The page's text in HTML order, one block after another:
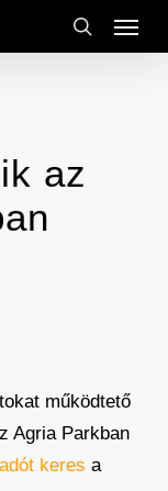
search
Menu
az
működtető
Agria Parkban
keres a